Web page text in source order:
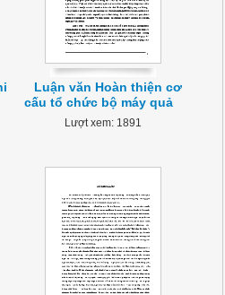
Luận văn Hoàn thiện cơ
cấu tổ chức bộ máy quả
Lượt xem: 1891